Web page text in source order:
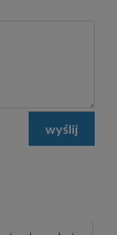
wyślij